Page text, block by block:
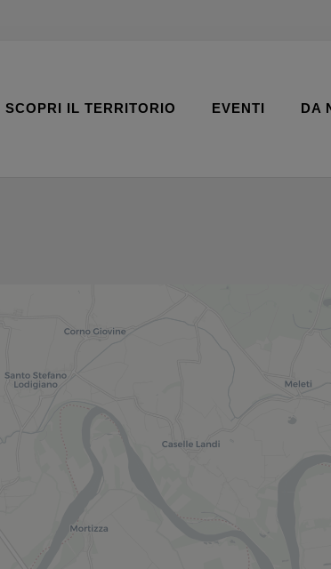
SCOPRI IL TERRITORIO EVENTI DA